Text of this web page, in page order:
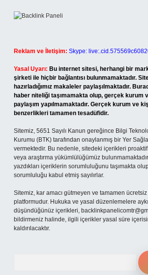
Reklam ve İletişim: Skype:
Yasal Uyarı: Bu internet sitesi, herhangi bir
şirketi ile hiçbir bağlantısı bulunmamaktadır.
hazırladığımız makaleler paylaşılmaktadır.
haber niteliği taşımamakta olup, gerçek kurum
paylaşım yapılmamaktadır. Gerçek kurum ve
benzerlikleri tamamen tesadüfidir.
Sitemiz, 5651 Sayılı Kanun gereğince Bilgi
Kurumu (BTK) tarafından onaylanmış bir Yer
vermektedir. Bu nedenle, sitedeki içerikleri
veya araştırma yükümlülüğümüz
yazdıkları içeriklerin sorumluluğunu taşımakta
sorumluluğu kabul etmiş sayılırlar.
Sitemiz, kar amacı gütmeyen ve tamamen
platformudur. Hukuka ve yasal düzenlemelere
düşündüğünüz içerikleri,
bildirmeniz halinde, ilgili içerikler yasal süre
kaldırılacaktır.